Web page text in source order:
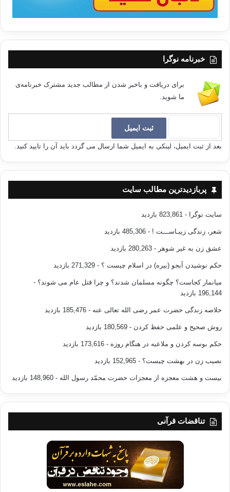
خبرنامه نوگرا
برای دریافت و باخبر شدن از مطالب جدید مشترک خبرنامه‌ی
ما شوید.
بعد از ثبت ایمیل، لینکی به ایمیل شما ارسال می گردد باید آن را تایید کنید.
پربازدیدترین مطالب سایت
سایت نوگرا - 823,861 بازدید
شعر، زندگی زیبـاســـت ! - 485,306 بازدید
عشق زن به غیر شوهر - 280,263 بازدید
حکم نوشیدن آبجو (بیره) در اسلام چیست ؟ - 271,329 بازدید
میانمار کجاست؟ چگونه مسلمان شدند؟ و چرا قتل عام می شوند؟ -
196,144 بازدید
خلاصه زندگی حضرت عمر رضی الله تعالی عنه - 185,476 بازدید
روش صحیح و علمی حفظ کردن - 180,569 بازدید
حکم بوسه کردن و ملاعبه در هنگام روزه - 173,616 بازدید
نصیب زن در بهشت چیست؟ - 152,965 بازدید
بیست و هشت معجزه از معجزات حضرت محمّد رسول الله - 148,960 بازدید
تناقضات قرآنی